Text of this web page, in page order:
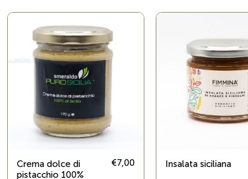
Crema dolce di
pistacchio 100%
€7,00 Insalata siciliana